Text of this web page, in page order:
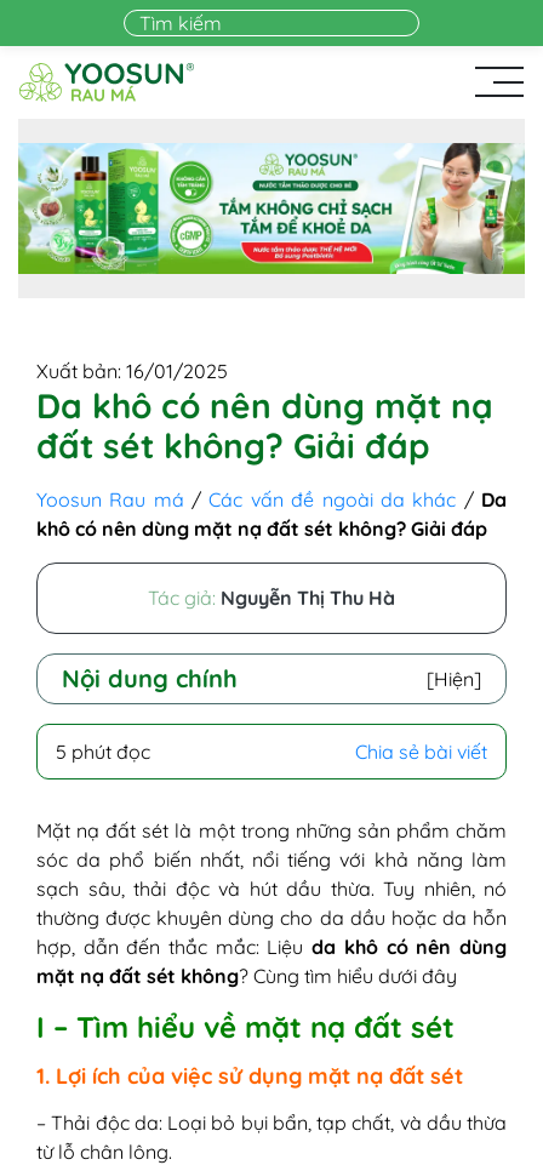
Skip to main content
Xuất bản: 16/01/2025
Da khô có nên dùng mặt nạ
đất sét không? Giải đáp
Yoosun Rau má /Các vấn đề ngoài da khác / Da
khô có nên dùng mặt nạ đất sét không? Giải đáp
Tác giả: Nguyễn Thị Thu Hà
Nội dung chính [Hiện]
1. Lợi ích của việc sử dụng mặt nạ đất
2. Thành phần thường thấy trong
mặt nạ đất sét
II - Vậy da khô có nên dùng mặt nạ đất
sét không?
1. Khi nào nên sử dụng?
2. Khi nào không nên sử dụng?
khô có thể dùng
2. L'Oréal Paris Pure-Clay Mask
3. Freeman Facial Clay Mask
4. Innisfree Super Volcanic Pore Clay
5 phút đọc Chia sẻ bài viết
Mặt nạ đất sét là một trong những sản phẩm chăm
sóc da phổ biến nhất, nổi tiếng với khả năng làm
sạch sâu, thải độc và hút dầu thừa. Tuy nhiên, nó
thường được khuyên dùng cho da dầu hoặc da hỗn
hợp, dẫn đến thắc mắc: Liệuda khô có nên dùng
mặt nạ đất sét không? Cùng tìm hiểu dưới đây
I – Tìm hiểu về mặt nạ đất sét
1. Lợi ích của việc sử dụng mặt nạ đất sét
– Thải độc da: Loại bỏ bụi bẩn, tạp chất, và dầu thừa
từ lỗ chân lông.